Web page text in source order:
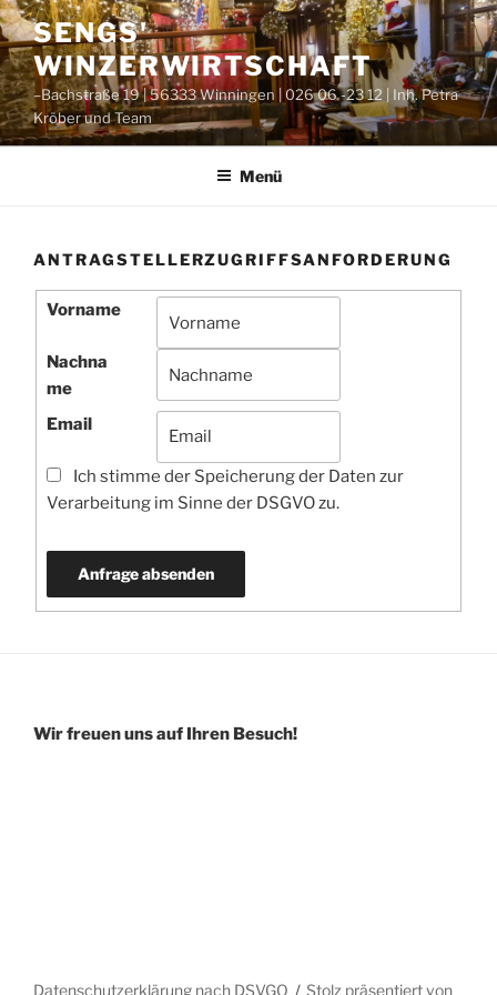
Zum
Inhalt
springen
SENGS'
WINZERWIRTSCHAFT
–Bachstraße 19 | 56333 Winningen | 026 06 -23 12 | Inh. Petra
Kröber und Team
Menü
ANTRAGSTELLERZUGRIFFSANFORDERUNG
Vorname
Nachna
me
Email
Ich stimme der Speicherung der Daten zur
Verarbeitung im Sinne der DSGVO zu.
Wir freuen uns auf Ihren Besuch!
Datenschutzerklärung nach DSVGO Stolz präsentiert von